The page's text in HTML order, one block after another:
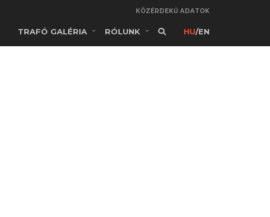
KÖZÉRDEKŰ ADATOK
TRAFÓ GALÉRIA RÓLUNK HU/EN